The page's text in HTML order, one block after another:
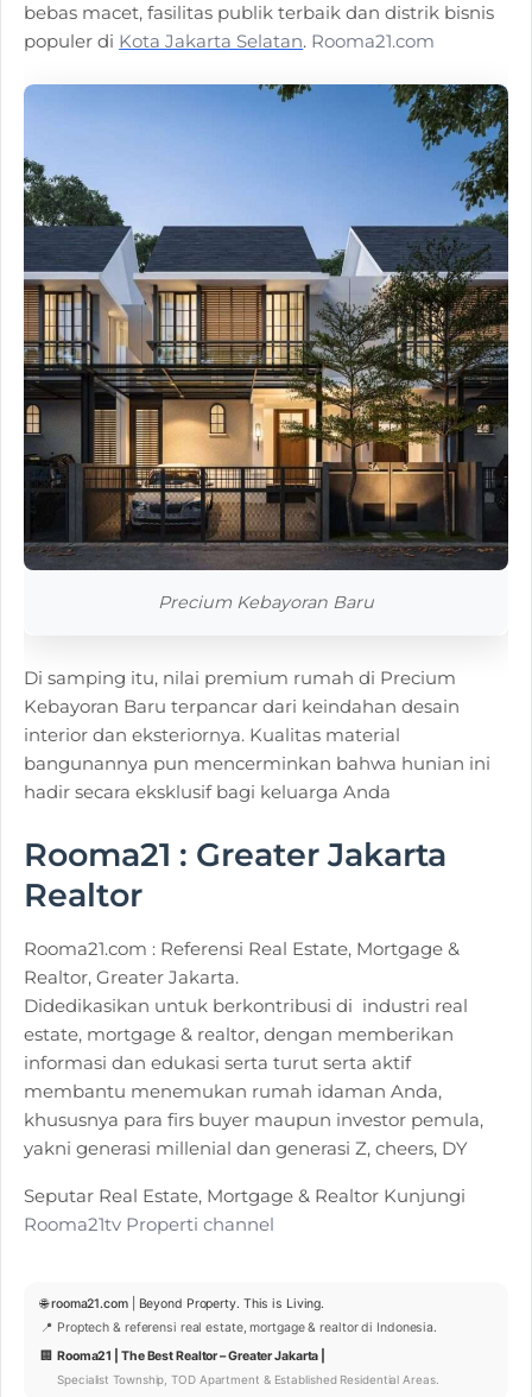
bebas macet, fasilitas publik terbaik dan distrik bisnis
populer di Kota Jakarta Selatan. Rooma21.com
Precium Kebayoran Baru
Di samping itu, nilai premium rumah di Precium
Kebayoran Baru terpancar dari keindahan desain
interior dan eksteriornya. Kualitas material
bangunannya pun mencerminkan bahwa hunian ini
hadir secara eksklusif bagi keluarga Anda
Rooma21 : Greater Jakarta
Realtor
Rooma21.com : Referensi Real Estate, Mortgage &
Realtor, Greater Jakarta.
Didedikasikan untuk berkontribusi di industri real
estate, mortgage & realtor, dengan memberikan
informasi dan edukasi serta turut serta aktif
membantu menemukan rumah idaman Anda,
khususnya para firs buyer maupun investor pemula,
yakni generasi millenial dan generasi Z, cheers, DY
Seputar Real Estate, Mortgage & Realtor Kunjungi
Rooma21tv Properti channel
🌐rooma21.com| Beyond Property. This is Living.
📍 Proptech & referensi real estate, mortgage & realtor di Indonesia.
🏢 Rooma21 | The Best Realtor – Greater Jakarta |
Specialist Township, TOD Apartment & Established Residential Areas.